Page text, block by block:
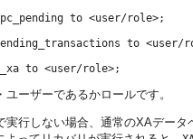
to <user/role>;
to <user/
to <user/role>;
ーザーであるかロールです。
実行しない場合、通常のXAデー